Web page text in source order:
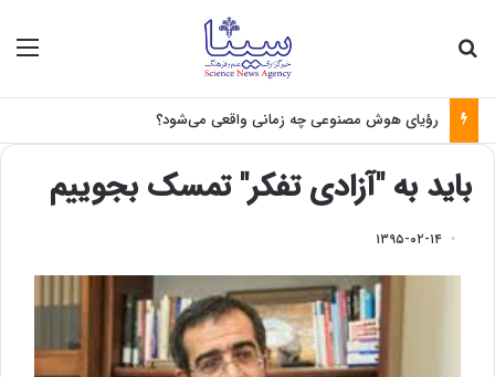
رؤیای هوش مصنوعی چه زمانی واقعی می‌شود؟
باید به "آزادی تفکر" تمسک بجوییم
۱۳۹۵-۰۲-۱۴